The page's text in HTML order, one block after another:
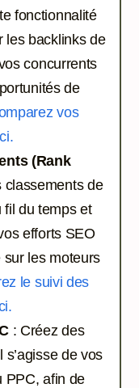
fonctionnalité
les backlinks de
concurrents
de
vos
(Rank
classements de
fil du temps et
efforts SEO
les moteurs
le suivi des
: Créez des
s’agisse de vos
PPC, afin de